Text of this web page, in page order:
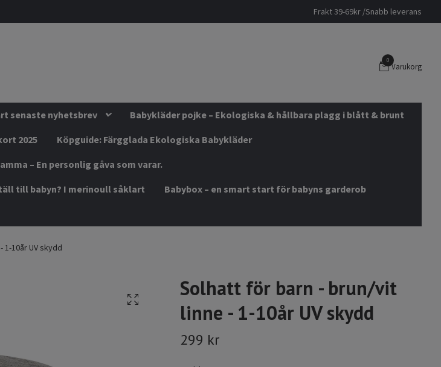
Frakt 39-69kr /Snabb leverans
0
Varukorg
senaste nyhetsbrev Babykläder pojke – Ekologiska & hållbara plagg i blått & brunt
2025 Köpguide: Färgglada Ekologiska Babykläder
– En personlig gåva som varar.
till babyn? I merinoull såklart Babybox – en smart start för babyns garderob
10år UV skydd
Solhatt för barn - brun/vit
linne - 1-10år UV skydd
299 kr